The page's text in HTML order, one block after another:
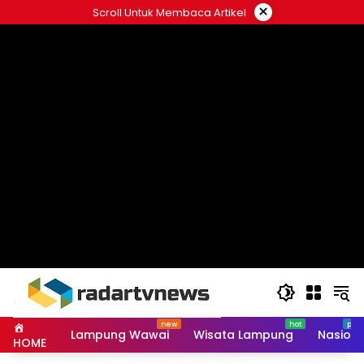
to
Scroll Untuk Membaca Artikel ×
HOME Lampung Wawai Wisata Lampung